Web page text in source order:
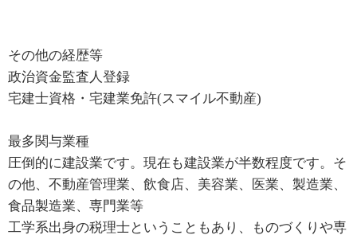
その他の経歴等
政治資金監査人登録
宅建士資格・宅建業免許(スマイル不動産)
最多関与業種
圧倒的に建設業です。現在も建設業が半数程度です。そ
の他、不動産管理業、飲食店、美容業、医業、製造業、
食品製造業、専門業等
工学系出身の税理士ということもあり、ものづくりや専